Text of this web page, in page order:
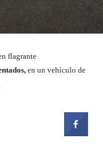
flagrante
en un vehículo de